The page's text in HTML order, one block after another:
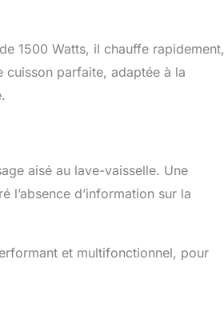
1500 Watts, il chauffe rapidement,
cuisson parfaite, adaptée à la
aisé au lave-vaisselle. Une
l’absence d’information sur la
et multifonctionnel, pour